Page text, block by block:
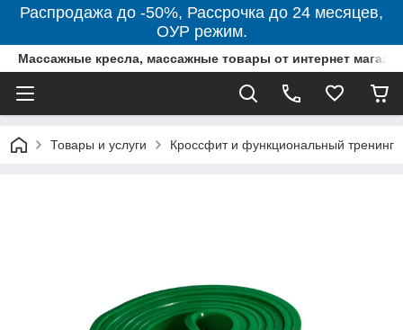
Распродажа до -50%, Рассрочка до 24 месяцев,
ОУР режим.
Массажные кресла, массажные товары от интернет
Товары и услуги Кроссфит и функциональный тренинг